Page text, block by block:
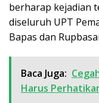
berharap kejadian
diseluruh UPT
Bapas dan
Baca Juga:
Harus